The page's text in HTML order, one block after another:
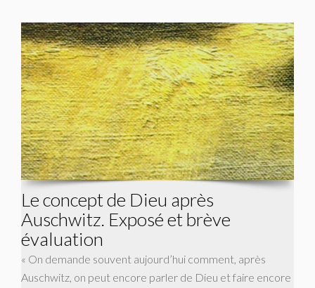
Le concept de Dieu après
Auschwitz. Exposé et brève
évaluation
« On demande souvent aujourd’hui comment, après
Auschwitz, on peut encore parler de Dieu et faire encore